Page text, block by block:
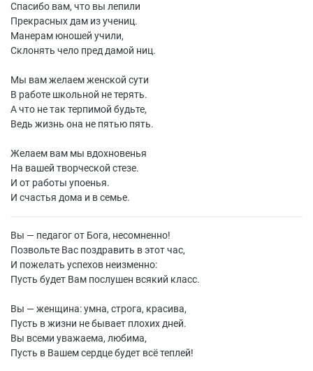
Спасибо вам, что вы лепили
Прекрасных дам из учениц.
Манерам юношей учили,
Склонять чело пред дамой ниц.
Мы вам желаем женской сути
В работе школьной не терять.
А что не так терпимой будьте,
Ведь жизнь она не пятью пять.
Желаем вам мы вдохновенья
На вашей творческой стезе.
И от работы упоенья.
И счастья дома и в семье.
Вы — педагог от Бога, несомненно!
Позвольте Вас поздравить в этот час,
И пожелать успехов неизменно:
Пусть будет Вам послушен всякий класс.
Вы — женщина: умна, строга, красива,
Пусть в жизни не бывает плохих дней.
Вы всеми уважаема, любима,
Пусть в Вашем сердце будет всё теплей!